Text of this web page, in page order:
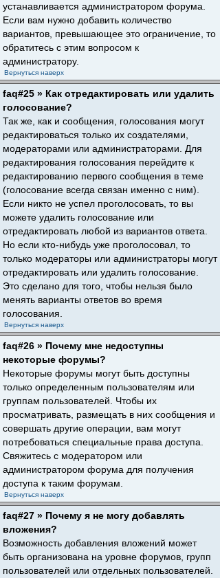
устанавливается администратором форума.
Если вам нужно добавить количество
вариантов, превышающее это ограничение, то
обратитесь с этим вопросом к
администратору.
Вернуться наверх
faq#25 » Как отредактировать или удалить
голосование?
Так же, как и сообщения, голосования могут
редактироваться только их создателями,
модераторами или администраторами. Для
редактирования голосования перейдите к
редактированию первого сообщения в теме
(голосование всегда связан именно с ним).
Если никто не успел проголосовать, то вы
можете удалить голосование или
отредактировать любой из вариантов ответа.
Но если кто-нибудь уже проголосовал, то
только модераторы или администраторы могут
отредактировать или удалить голосование.
Это сделано для того, чтобы нельзя было
менять варианты ответов во время
голосования.
Вернуться наверх
faq#26 » Почему мне недоступны
некоторые форумы?
Некоторые форумы могут быть доступны
только определенным пользователям или
группам пользователей. Чтобы их
просматривать, размещать в них сообщения и
совершать другие операции, вам могут
потребоваться специальные права доступа.
Свяжитесь с модератором или
администратором форума для получения
доступа к таким форумам.
Вернуться наверх
faq#27 » Почему я не могу добавлять
вложения?
Возможность добавления вложений может
быть организована на уровне форумов, групп
пользователей или отдельных пользователей.